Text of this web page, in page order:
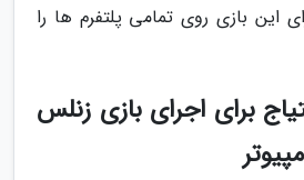
این بازی روی تمامی پلتفرم ها را
برای اجرای بازی زنلس